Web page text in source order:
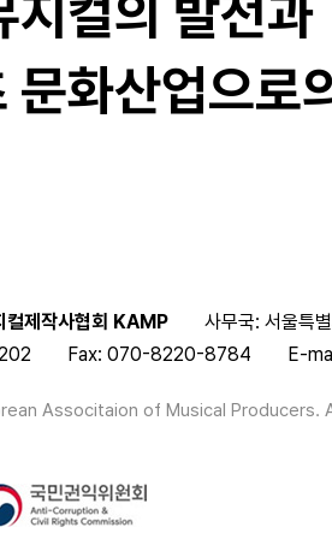
지컬의 발전과
문화산업으로
컬제작사협회 KAMP
사무국: 서울특
Fax: 070-8220-8784 E-
Associtaion of Musical Producers.